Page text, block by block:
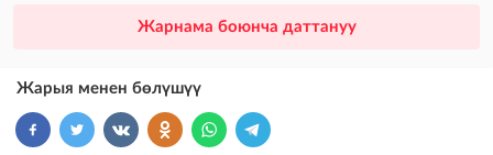
VIP жарыялардын үстүнө жарыя жайгаштыруу + Instagramдагы акы
бекер жарыялардын үстүнө жарыя жайгаштыруу
Жарнама боюнча даттануу
Жарыя менен бөлүшүү